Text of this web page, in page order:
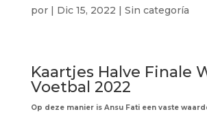
por | Dic 15, 2022 | Sin categoría
Kaartjes Halve Finale
Voetbal 2022
Op deze manier is Ansu Fati een vaste